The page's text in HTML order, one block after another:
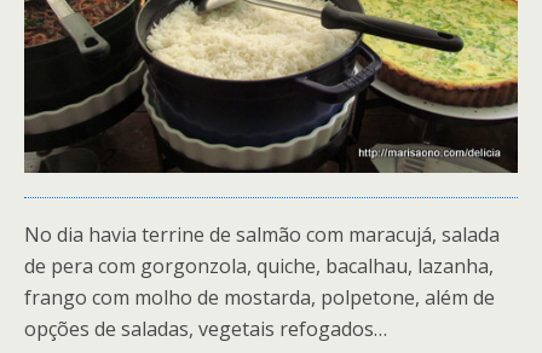
No dia havia terrine de salmão com maracujá, salada
de pera com gorgonzola, quiche, bacalhau, lazanha,
frango com molho de mostarda, polpetone, além de
opções de saladas, vegetais refogados…